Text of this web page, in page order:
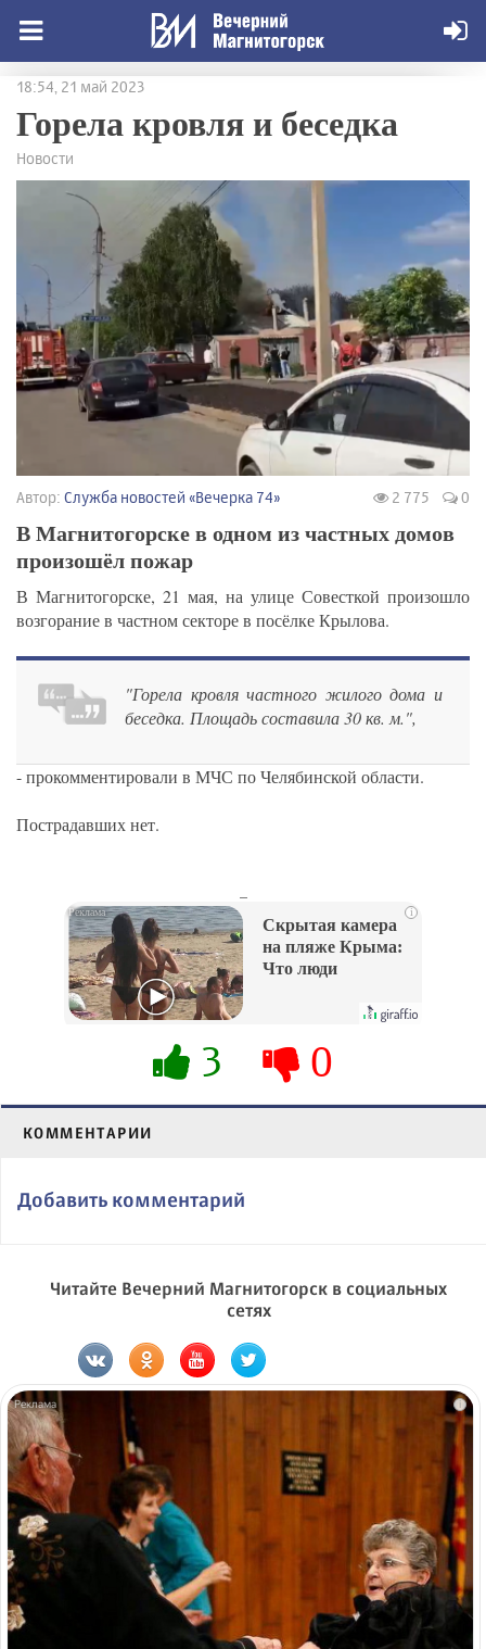
18:54, 21 май 2023
Горела кровля и беседка
Новости
Автор: Служба новостей «Вечерка 74» 2 775 0
В Магнитогорске в одном из частных домов
произошёл пожар
В Магнитогорске, 21 мая, на улице Совесткой произошло
возгорание в частном секторе в посёлке Крылова.
"Горела кровля частного жилого дома и
беседка. Площадь составила 30 кв. м.",
- прокомментировали в МЧС по Челябинской области.
Пострадавших нет.
i
Скрытая камера
на пляже Крыма:
Что люди
их не видят...
3 0
КОММЕНТАРИИ
Добавить комментарий
Читайте Вечерний Магнитогорск в социальных
сетях
i